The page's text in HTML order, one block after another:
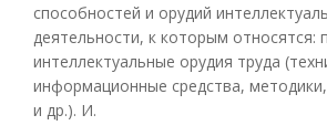
способностей и орудий
деятельности, к которым относятся:
интеллектуальные орудия труда
информационные средства,
и др.). И.